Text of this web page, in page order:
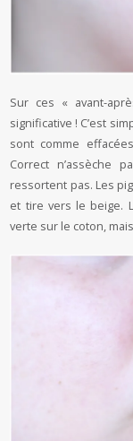
Sur ces « avant-
significative ! C’est
sont comme
Correct n’assèche
ressortent pas. Les
et tire vers le beige.
verte sur le coton,